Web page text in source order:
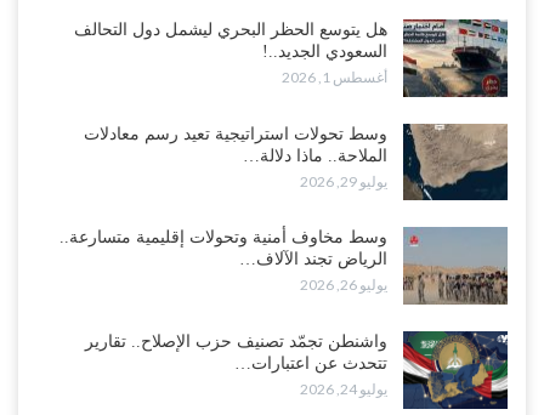
هل يتوسع الحظر البحري ليشمل دول التحالف
السعودي الجديد..!
أغسطس 1, 2026
وسط تحولات استراتيجية تعيد رسم معادلات
الملاحة.. ماذا دلالة…
يوليو 29, 2026
وسط مخاوف أمنية وتحولات إقليمية متسارعة..
الرياض تجند الآلاف…
يوليو 26, 2026
واشنطن تجمّد تصنيف حزب الإصلاح.. تقارير
تتحدث عن اعتبارات…
يوليو 24, 2026